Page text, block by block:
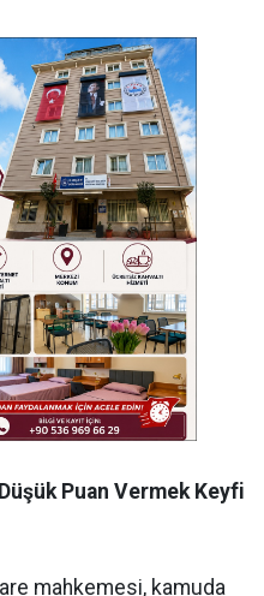
Puan Vermek Keyfi
mahkemesi, kamuda